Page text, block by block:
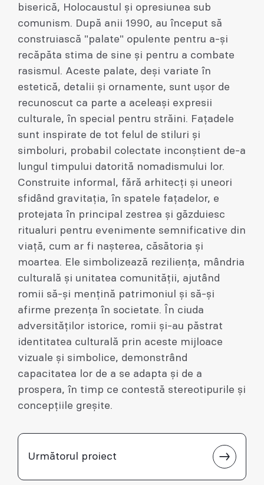
biserică, Holocaustul și opresiunea sub
comunism. După anii 1990, au început să
construiască "palate" opulente pentru a-și
recăpăta stima de sine și pentru a combate
rasismul. Aceste palate, deși variate în
estetică, detalii și ornamente, sunt ușor de
recunoscut ca parte a aceleași expresii
culturale, în special pentru străini. Fațadele
sunt inspirate de tot felul de stiluri și
simboluri, probabil colectate inconștient de-a
lungul timpului datorită nomadismului lor.
Construite informal, fără arhitecți și uneori
sfidând gravitația, în spatele fațadelor, e
protejata în principal zestrea și găzduiesc
ritualuri pentru evenimente semnificative din
viață, cum ar fi nașterea, căsătoria și
moartea. Ele simbolizează reziliența, mândria
culturală și unitatea comunității, ajutând
romii să-și mențină patrimoniul și să-și
afirme prezența în societate. În ciuda
adversităților istorice, romii și-au păstrat
identitatea culturală prin aceste mijloace
vizuale și simbolice, demonstrând
capacitatea lor de a se adapta și de a
prospera, în timp ce contestă stereotipurile și
concepțiile greșite.
Următorul proiect